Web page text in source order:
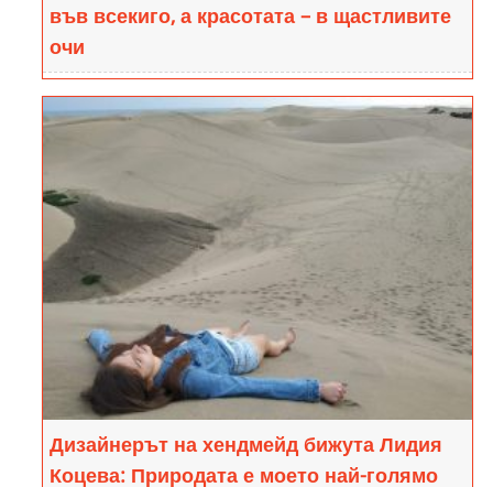
във всекиго, а красотата – в щастливите
очи
Ева Йорданова е на 13 години от Враца.
Абсолютен перфекционист във всичко, което
прави. Определя себе си като стихия. Винаги е
готова да помага на...
Дизайнерът на хендмейд бижута Лидия
Коцева: Природата е моето най-голямо